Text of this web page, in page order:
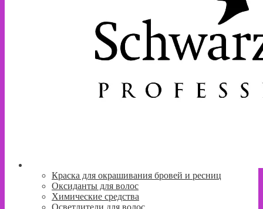
Краска для окрашивания бровей и ресниц
Оксиданты для волос
Химические средства